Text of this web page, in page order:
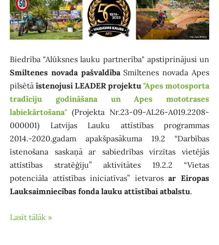
Biedrība "Alūksnes lauku partnerība" apstiprinājusi un
Smiltenes novada pašvaldībaSmiltenes novada Apes
pilsētā īstenojusi LEADER projektu "Apes motosporta
tradīciju godināšana un Apes mototrases
labiekārtošana" (Projekta Nr.23-09-AL26-A019.2208-
000001) Latvijas Lauku attīstības programmas
2014.-2020.gadam apakšpasākuma 19.2 “Darbības
īstenošana saskaņā ar sabiedrības virzītas vietējās
attīstības stratēģiju” aktivitātes 19.2.2 “Vietas
potenciāla attīstības iniciatīvas” ietvarosar Eiropas
Lauksaimniecības fonda lauku attīstībai atbalstu.
Lasīt tālāk »